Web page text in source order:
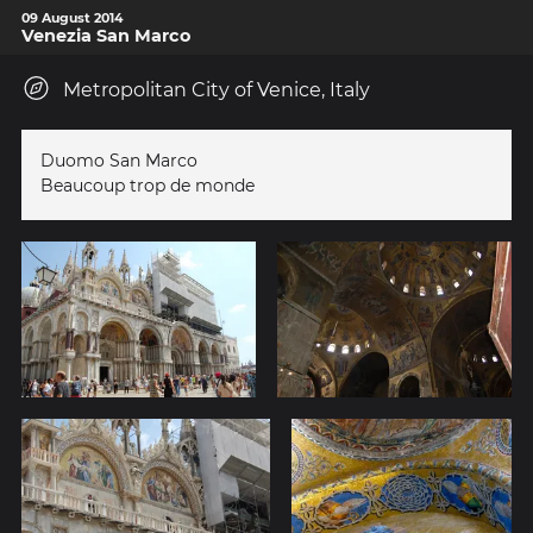
09 August 2014
Venezia San Marco
Metropolitan City of Venice, Italy
Duomo San Marco
Beaucoup trop de monde